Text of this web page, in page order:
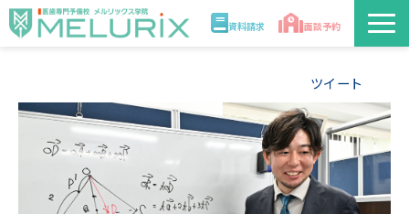
資料請求 面談予約
校舎情報
ツイート